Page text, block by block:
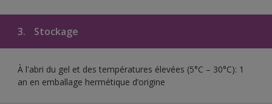
3. Stockage
À l'abri du gel et des températures élevées (5°C – 30°C): 1
an en emballage hermétique d’origine